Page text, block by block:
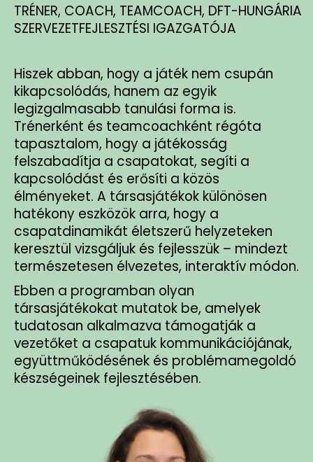
TRÉNER, COACH, TEAMCOACH, DFT-HUNGÁRIA
SZERVEZETFEJLESZTÉSI IGAZGATÓJA
Hiszek abban, hogy a játék nem csupán
kikapcsolódás, hanem az egyik
legizgalmasabb tanulási forma is.
Trénerként és teamcoachként régóta
tapasztalom, hogy a játékosság
felszabadítja a csapatokat, segíti a
kapcsolódást és erősíti a közös
élményeket. A társasjátékok különösen
hatékony eszközök arra, hogy a
csapatdinamikát életszerű helyzeteken
keresztül vizsgáljuk és fejlesszük – mindezt
természetesen élvezetes, interaktív módon.
Ebben a programban olyan
társasjátékokat mutatok be, amelyek
tudatosan alkalmazva támogatják a
vezetőket a csapatuk kommunikációjának,
együttműködésének és problémamegoldó
készségeinek fejlesztésében.